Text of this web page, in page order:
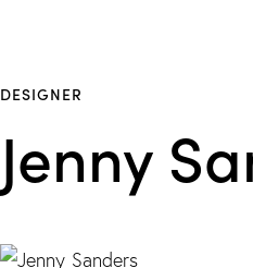
DESIGNER
Jenny